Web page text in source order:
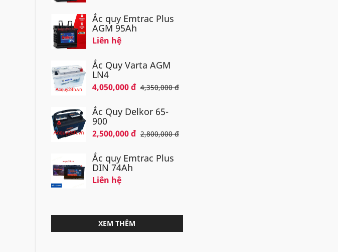
Ắc quy Emtrac Plus
AGM 95Ah
Liên hệ
Ắc Quy Varta AGM
LN4
4,050,000 đ 4,350,000 đ
Ắc Quy Delkor 65-
900
2,500,000 đ 2,800,000 đ
Ắc quy Emtrac Plus
DIN 74Ah
Liên hệ
XEM THÊM